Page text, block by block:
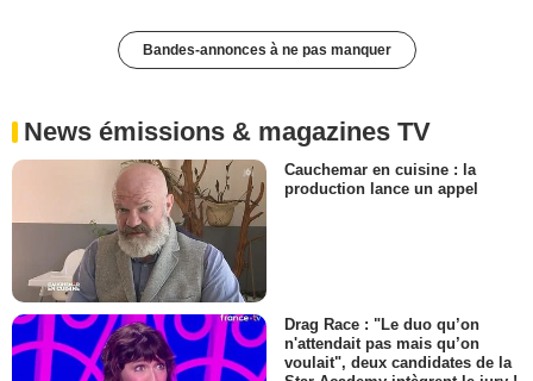
Bandes-annonces à ne pas manquer
News émissions & magazines TV
Cauchemar en cuisine : la
production lance un appel
Drag Race : "Le duo qu’on
n'attendait pas mais qu’on
voulait", deux candidates de la